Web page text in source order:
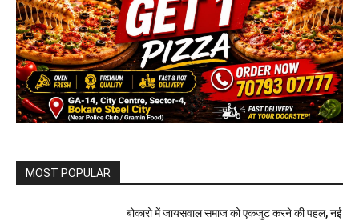
MOST POPULAR
बोकारो में जायसवाल समाज को एकजुट करने की पहल, नई